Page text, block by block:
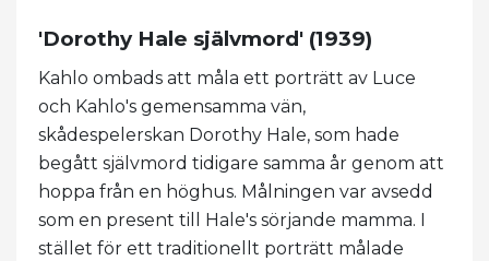
'Dorothy Hale självmord' (1939)
Kahlo ombads att måla ett porträtt av Luce
och Kahlo's gemensamma vän,
skådespelerskan Dorothy Hale, som hade
begått självmord tidigare samma år genom att
hoppa från en höghus. Målningen var avsedd
som en present till Hale's sörjande mamma. I
stället för ett traditionellt porträtt målade